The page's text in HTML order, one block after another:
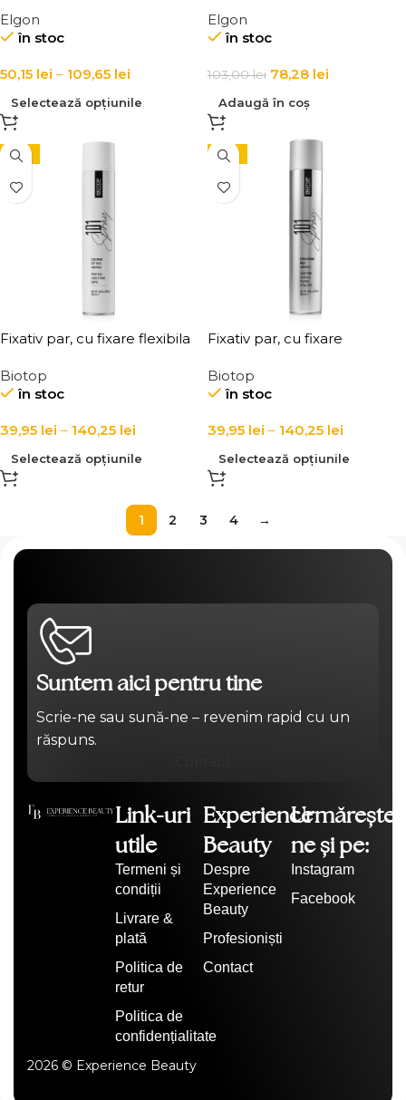
It Hairspray
Elgon
în stoc
50,15 lei – 109,65 lei
Selectează opțiunile
Finishing Spray Flex Hold
350 ml
Elgon
în stoc
103,00lei 78,28 lei
Adaugă în coș
-15%
Fixativ par, cu fixare flexibila
Hairspray
Biotop
în stoc
39,95 lei – 140,25 lei
Selectează opțiunile
-15%
Fixativ par, cu fixare
Strong Hold Hairspray
Biotop
în stoc
39,95 lei – 140,25 lei
Selectează opțiunile
1 2 3 4 →
Suntem aici pentru tine
Scrie-ne sau sună-ne – revenim rapid cu un
răspuns.
Link-uri
utile
Termeni și
condiții
Livrare &
plată
Politica de
retur
Politica de
confidențialitate
Experience
Beauty
Despre
Experience
Beauty
Profesioniști
Contact
Urmărește-
ne și pe:
Instagram
Facebook
2026 © Experience Beauty